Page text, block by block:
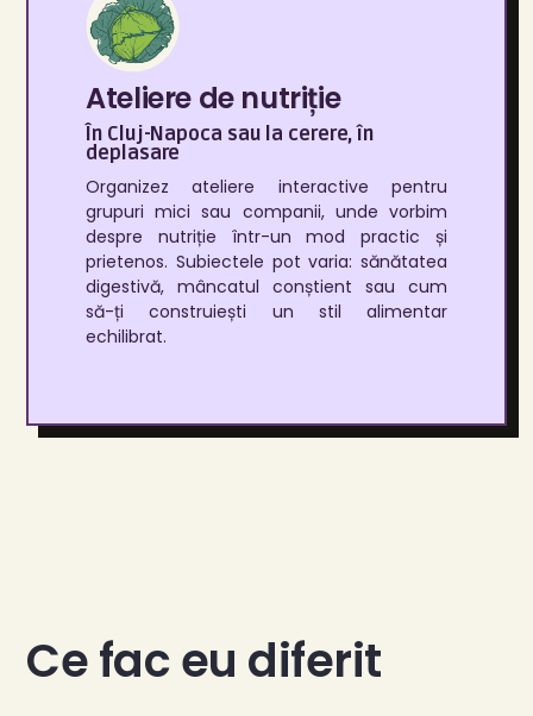
Ateliere de nutriție
În Cluj-Napoca sau la cerere, în
deplasare
Organizez ateliere interactive pentru
grupuri mici sau companii, unde vorbim
despre nutriție într-un mod practic și
prietenos. Subiectele pot varia: sănătatea
digestivă, mâncatul conștient sau cum
să-ți construiești un stil alimentar
echilibrat.
Ce fac eu diferit